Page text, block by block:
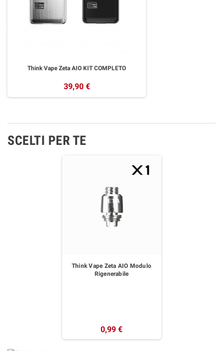
Think Vape Zeta AIO KIT COMPLETO
39,90 €
SCELTI PER TE
Think Vape Zeta AIO Modulo
Rigenerabile
0,99 €